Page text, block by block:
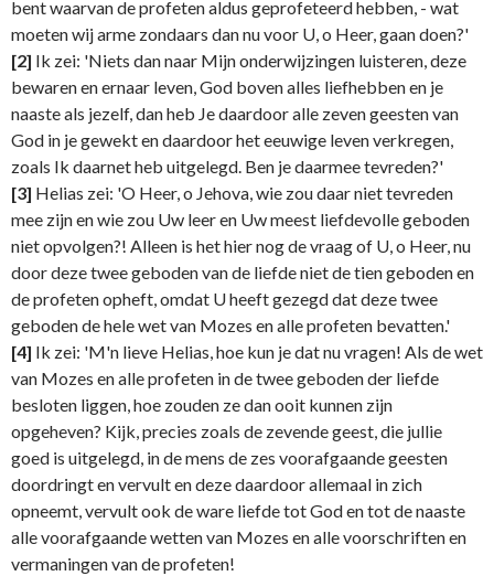
bent waarvan de profeten aldus geprofeteerd hebben, - wat
moeten wij arme zondaars dan nu voor U, o Heer, gaan doen?'
[2] Ik zei: 'Niets dan naar Mijn onderwijzingen luisteren, deze
bewaren en ernaar leven, God boven alles liefhebben en je
naaste als jezelf, dan heb Je daardoor alle zeven geesten van
God in je gewekt en daardoor het eeuwige leven verkregen,
zoals Ik daarnet heb uitgelegd. Ben je daarmee tevreden?'
[3] Helias zei: 'O Heer, o Jehova, wie zou daar niet tevreden
mee zijn en wie zou Uw leer en Uw meest liefdevolle geboden
niet opvolgen?! Alleen is het hier nog de vraag of U, o Heer, nu
door deze twee geboden van de liefde niet de tien geboden en
de profeten opheft, omdat U heeft gezegd dat deze twee
geboden de hele wet van Mozes en alle profeten bevatten.'
[4] Ik zei: 'M'n lieve Helias, hoe kun je dat nu vragen! Als de wet
van Mozes en alle profeten in de twee geboden der liefde
besloten liggen, hoe zouden ze dan ooit kunnen zijn
opgeheven? Kijk, precies zoals de zevende geest, die jullie
goed is uitgelegd, in de mens de zes voorafgaande geesten
doordringt en vervult en deze daardoor allemaal in zich
opneemt, vervult ook de ware liefde tot God en tot de naaste
alle voorafgaande wetten van Mozes en alle voorschriften en
vermaningen van de profeten!